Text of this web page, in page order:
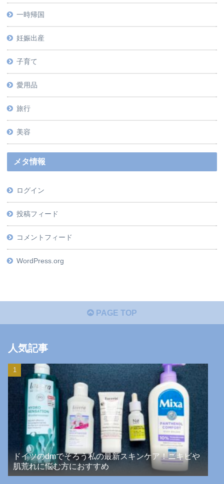
一時帰国
妊娠出産
子育て
愛用品
旅行
美容
メタ情報
ログイン
投稿フィード
コメントフィード
WordPress.org
PAGE TOP
人気記事
ドイツのdmでそろう私の最新スキンケア！ニキビや
肌荒れに悩む方におすすめ